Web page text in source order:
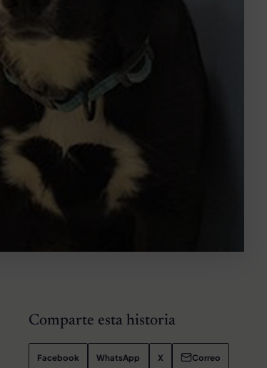
Comparte esta historia
Facebook WhatsApp X Correo